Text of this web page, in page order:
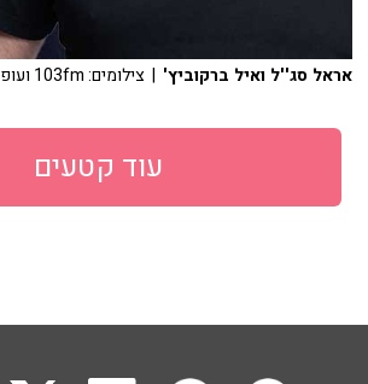
אראל סג''ל ואיל ברקוביץ' | צילומים: 103fm ועופר חג'יוב
עוד קטעים